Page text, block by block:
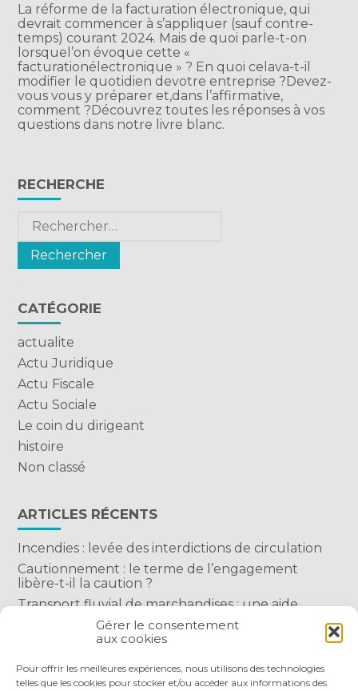
Gérer le consentement
aux cookies
Pour offrir les meilleures expériences, nous utilisons des technologies
telles que les cookies pour stocker et/ou accéder aux informations des
La réforme de la facturation électronique, qui
devrait commencer à s’appliquer (sauf contre-
temps) courant 2024. Mais de quoi parle-t-on
lorsquel’on évoque cette «
facturationélectronique » ? En quoi celava-t-il
modifier le quotidien devotre entreprise ?Devez-
vous vous y préparer et,dans l’affirmative,
comment ?Découvrez toutes les réponses à vos
questions dans notre livre blanc.
Blog
sidebar
RECHERCHE
Rechercher :
CATÉGORIE
actualite
Actu Juridique
Actu Fiscale
Actu Sociale
Le coin du dirigeant
histoire
Non classé
ARTICLES RÉCENTS
Incendies : levée des interdictions de circulation
Cautionnement : le terme de l’engagement
libère-t-il la caution ?
Transport fluvial de marchandises : une aide
financière bienvenue
Succession : les donations du parent renonçant